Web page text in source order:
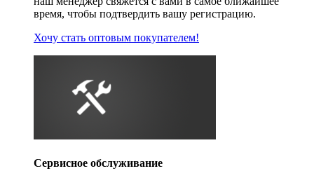
время, чтобы подтвердить вашу регистрацию.
Хочу стать оптовым покупателем!
Сервисное обслуживание